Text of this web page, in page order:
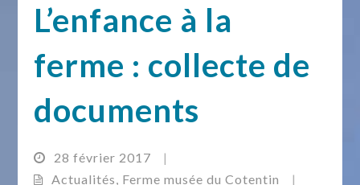
L’enfance à la
ferme : collecte de
documents
28 février 2017
|
Actualités, Ferme musée du Cotentin
|